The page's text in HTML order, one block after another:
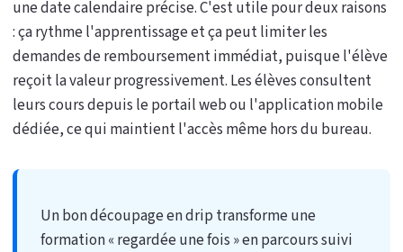
une date calendaire précise. C'est utile pour deux raisons
: ça rythme l'apprentissage et ça peut limiter les
demandes de remboursement immédiat, puisque l'élève
reçoit la valeur progressivement. Les élèves consultent
leurs cours depuis le portail web ou l'application mobile
dédiée, ce qui maintient l'accès même hors du bureau.
Un bon découpage en drip transforme une
formation « regardée une fois » en parcours suivi